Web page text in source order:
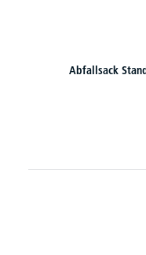
Abfallsack